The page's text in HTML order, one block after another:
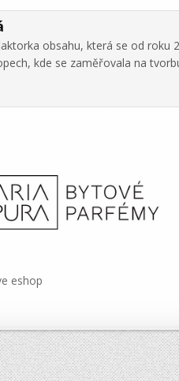
obsahu, která se od
kde se zaměřovala na
eshop